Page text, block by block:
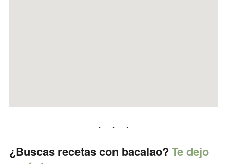
¿Buscas recetas con bacalao? Te dejo